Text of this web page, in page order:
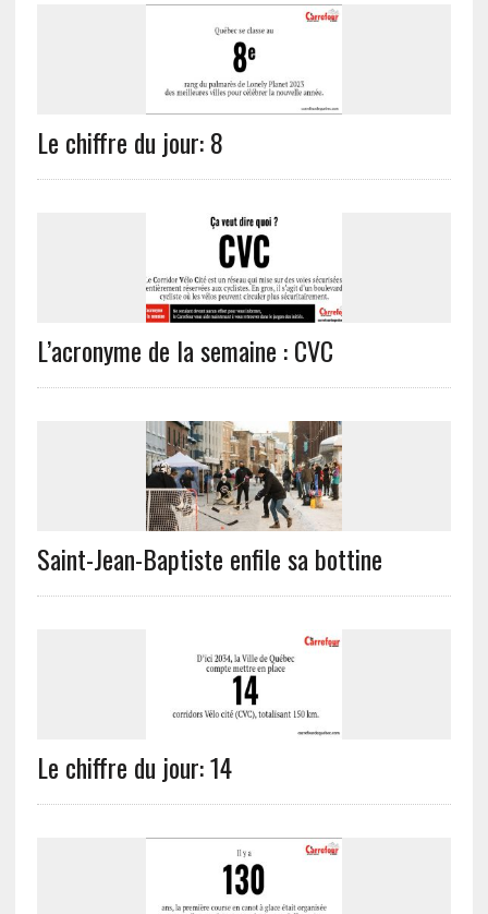
Le chiffre du jour: 8
L’acronyme de la semaine : CVC
Saint-Jean-Baptiste enfile sa bottine
Le chiffre du jour: 14